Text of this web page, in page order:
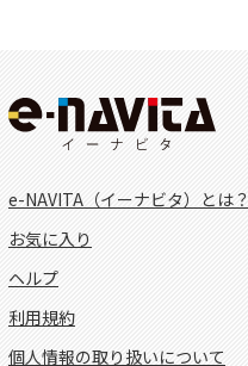
e-NAVITA（イーナビタ）とは？
お気に入り
ヘルプ
利用規約
個人情報の取り扱いについて